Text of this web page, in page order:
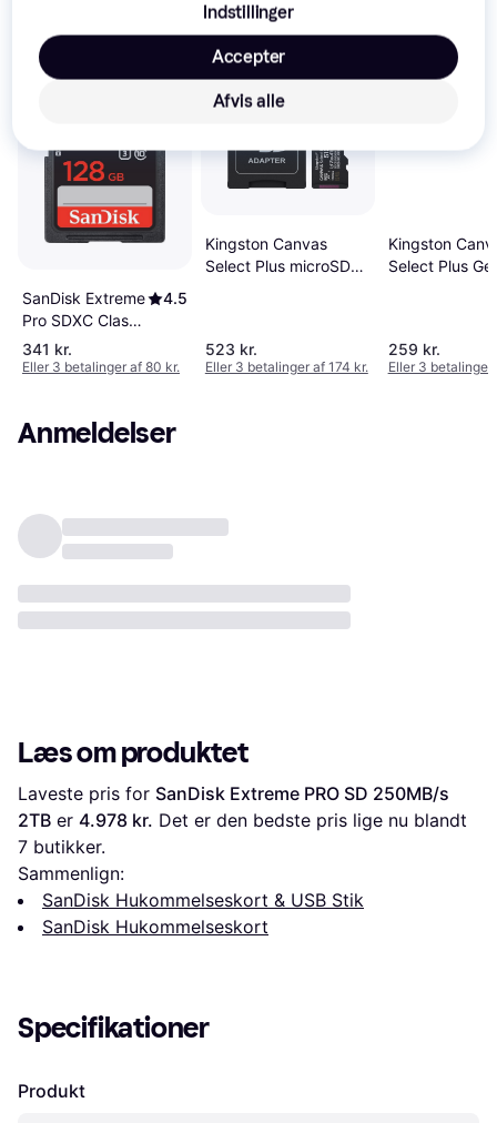
SanDisk Extreme
Pro SDXC Class
10 UHS-I U3
V30
4.5
341 kr.
Eller 3 betalinger af 80 kr.
Kingston Canvas
Select Plus microSD
523 kr.
Eller 3 betalinger af 174 kr.
Kingston
Select Plus
259 kr.
Eller 3 betalinger
Anmeldelser
Læs om produktet
Laveste pris for SanDisk Extreme PRO SD 250MB/s
2TB er 4.978 kr.
7 butikker.
Sammenlign:
SanDisk Hukommelseskort & USB Stik
SanDisk Hukommelseskort
Specifikationer
Produkt
Indstillinger
Afvis alle
Accepter